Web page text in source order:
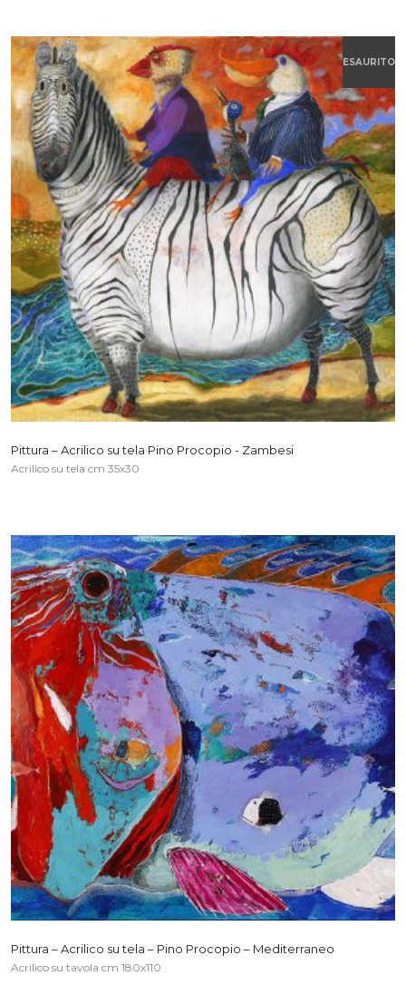
ESAURITO
Pittura – Acrilico su tela Pino Procopio - Zambesi
Acrilico su tela cm 35x30
Pittura – Acrilico su tela – Pino Procopio – Mediterraneo
Acrilico su tavola cm 180x110